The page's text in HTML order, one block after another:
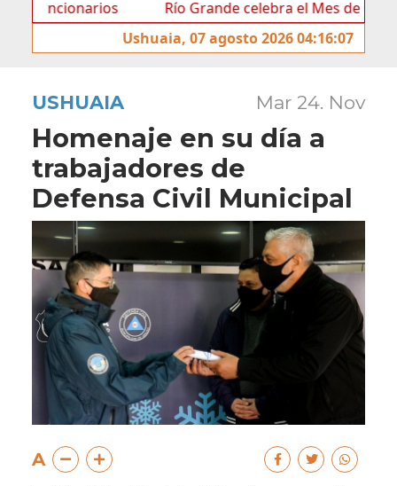
Río Grande celebra el Mes de las
Ushuaia, 07 agosto 2026 04:16:07
USHUAIA Mar 24. Nov
Homenaje en su día a
trabajadores de
Defensa Civil Municipal
A